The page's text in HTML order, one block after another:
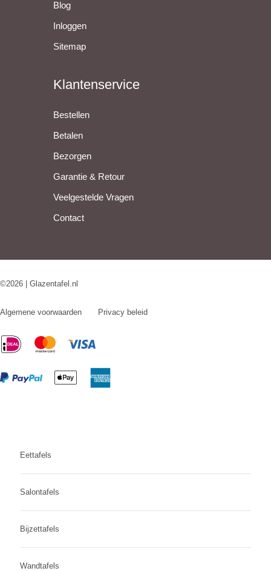
Blog
Inloggen
Sitemap
Klantenservice
Bestellen
Betalen
Bezorgen
Garantie & Retour
Veelgestelde Vragen
Contact
©2026 | Glazentafel.nl
Algemene voorwaarden Privacy beleid
Eettafels
Salontafels
Bijzettafels
Wandtafels